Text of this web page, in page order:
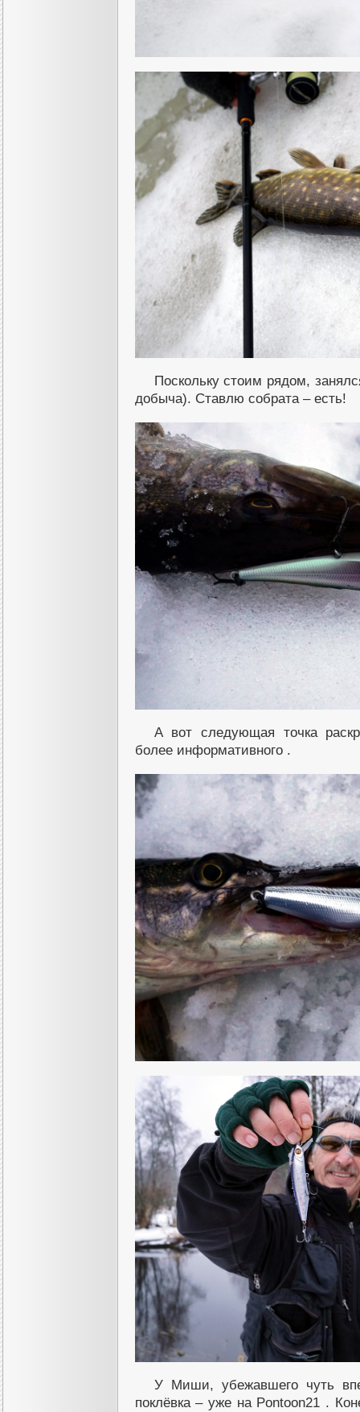
Поскольку стоим рядом,
добыча). Ставлю собрата – есть!
А вот следующая точка
более информативного .
У Mиши, убежавшего чуть
поклёвка – уже на Pontoon21 .